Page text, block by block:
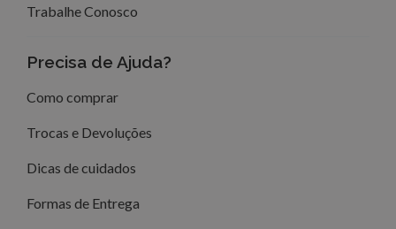
Trabalhe Conosco
Precisa de Ajuda?
Como comprar
Trocas e Devoluções
Dicas de cuidados
Formas de Entrega